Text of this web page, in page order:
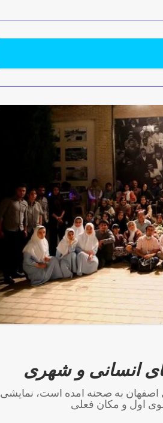
انسانی و شهری
به صحنه آمده است، نمایشی